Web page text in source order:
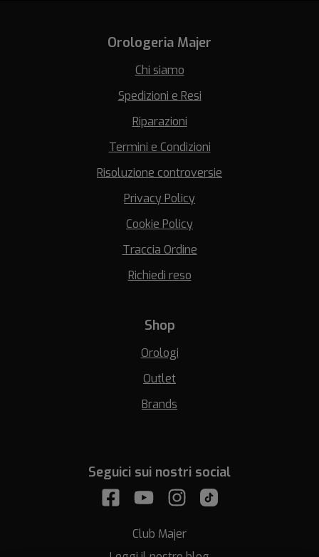
Orologeria Majer
Chi siamo
Spedizioni e Resi
Riparazioni
Termini e Condizioni
Risoluzione controversie
Privacy Policy
Cookie Policy
Traccia Ordine
Richiedi reso
Shop
Orologi
Outlet
Brands
Seguici sui nostri social
Club Majer